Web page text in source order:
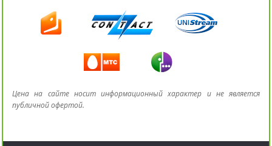
Цена на сайте носит информационный характер и не является
публичной офертой.